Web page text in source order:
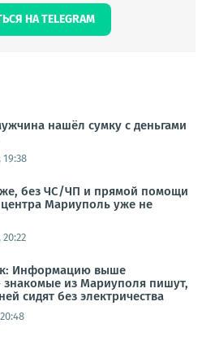
НА TELEGRAM
нашёл сумку с деньгами
без ЧС/ЧП и прямой помощи
Мариуполь уже не
Информацию выше
из Мариуполя пишут,
сидят без электричества